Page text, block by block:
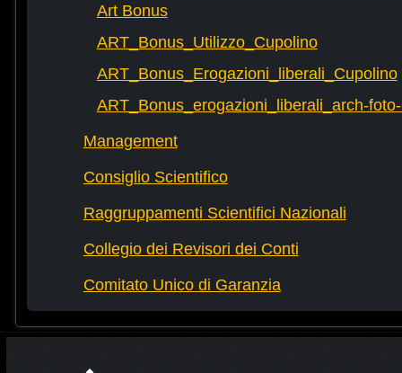
Art Bonus
ART_Bonus_Utilizzo_Cupolino
ART_Bonus_Erogazioni_liberali_Cupolino
ART_Bonus_erogazioni_liberali_arch-
Management
Consiglio Scientifico
Raggruppamenti Scientifici Nazionali
Collegio dei Revisori dei Conti
Comitato Unico di Garanzia